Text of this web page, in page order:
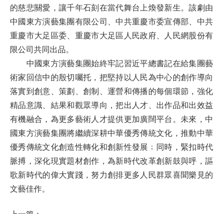
的慈悲關愛，讓千年石刻在當代舞台上煥發新生。該劇由
中國東方演藝集團有限公司、中共重慶市委宣傳部、中共
重慶市大足區委、重慶市大足區人民政府、人民網股份有
限公司共同出品。
中國東方演藝集團始終牢記習近平總書記在給集團藝
術家回信中的殷切囑托，把堅持以人民為中心的創作導向
落實到創意、策劃、創制、運營和傳播的每個環節，強化
精品意識、結果和觀眾導向，把出人才、出作品和出效益
有機融合，為更多藝術人才提供更加廣闊平台。未來，中
國東方演藝集團將繼續深耕中華優秀傳統文化，推動中華
優秀傳統文化創造性轉化和創新性發展﹔同時，緊扣時代
脈搏，深化現實題材創作，為新時代改革創新鼓與呼，謳
歌新時代的偉大實踐，努力創排更多人民群眾喜聞樂見的
文藝佳作。